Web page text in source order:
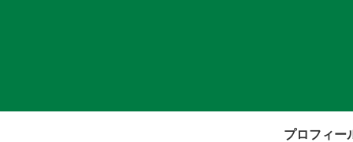
プロフィー